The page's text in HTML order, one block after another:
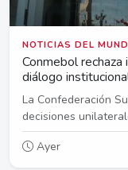
NOTICIAS DEL
Conmebol
diálogo
La Confederación
decisiones
Ayer